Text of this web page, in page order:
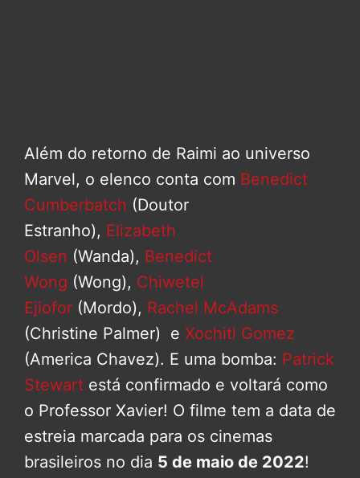
Além do retorno de Raimi ao universo
Marvel, o elenco conta com Benedict
Cumberbatch (Doutor
Estranho), Elizabeth
Olsen (Wanda), Benedict
Wong (Wong), Chiwetel
Ejiofor (Mordo), Rachel McAdams
(Christine Palmer) e Xochitl Gomez
(America Chavez). E uma bomba: Patrick
Stewart está confirmado e voltará como
o Professor Xavier! O filme tem a data de
estreia marcada para os cinemas
brasileiros no dia 5 de maio de 2022!